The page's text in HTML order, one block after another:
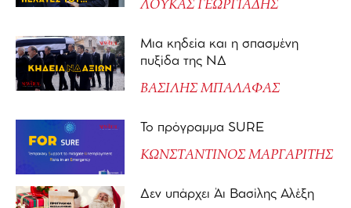
ΛΟΥΚΑΣ ΓΕΩΡΓΙΑΔΗΣ
Μια κηδεία και η σπασμένη
πυξίδα της ΝΔ
ΒΑΣΙΛΗΣ ΜΠΑΛΑΦΑΣ
Το πρόγραμμα SURE
ΚΩΝΣΤΑΝΤΙΝΟΣ ΜΑΡΓΑΡΙΤΗΣ
Δεν υπάρχει Άι Βασίλης Αλέξη